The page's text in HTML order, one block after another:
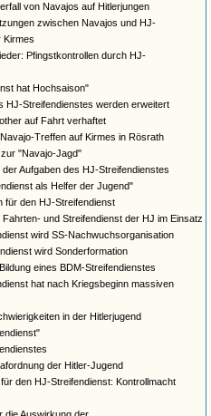
von Navajos auf Hitlerjungen
zwischen Navajos und HJ-
Kirmes
Pfingstkontrollen durch HJ-
hat Hochsaison"
HJ-Streifendienstes werden erweitert
auf Fahrt verhaftet
Treffen auf Kirmes in Rösrath
"Navajo-Jagd"
Aufgaben des HJ-Streifendienstes
als Helfer der Jugend"
für den HJ-Streifendienst
Fahrten- und Streifendienst der HJ im Einsatz
wird SS-Nachwuchsorganisation
wird Sonderformation
eines BDM-Streifendienstes
hat nach Kriegsbeginn massiven
in der Hitlerjugend
der Hitler-Jugend
den HJ-Streifendienst: Kontrollmacht